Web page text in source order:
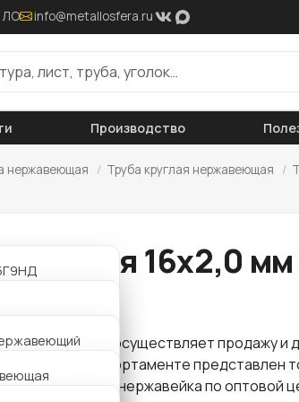
ЛО info@metallosfera.ru
Производство
нержавеющая / Труба круглая нержавеющая /
круглая 16х2,0
осуществляет продажу и
. В нашем сортаменте представлен
AISI 321 нержавейка по оптовой